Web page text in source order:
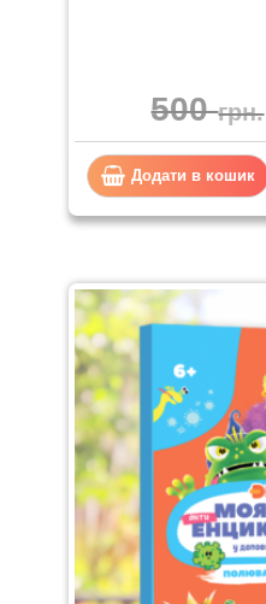
500грн.
Додати в кошик